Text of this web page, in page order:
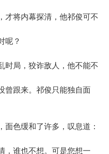
将内幕探清，他祁俊可不
呢？
局，狡诈敌人，他不能不
曾跟来。祁俊只能独自面
色缓和了许多，叹息道：
，谁也不想。可是您想一